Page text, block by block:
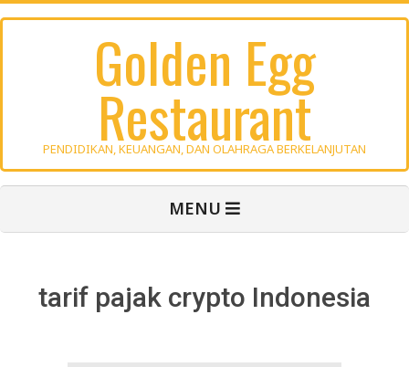
Skip
Golden Egg
Restaurant
PENDIDIKAN, KEUANGAN, DAN OLAHRAGA BERKELANJUTAN
MENU
tarif pajak crypto Indonesia